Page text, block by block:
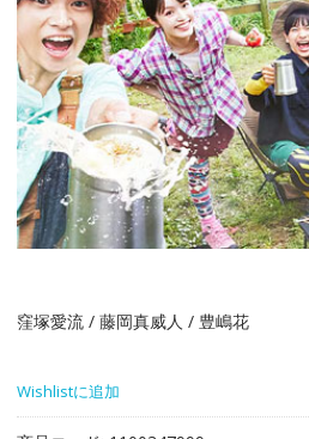
窪塚愛流 / 藤岡真威人 / 豊嶋花
Wishlistに追加